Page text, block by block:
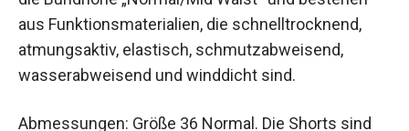
Die VAUDE Scopi II Funktionsshorts Damen haben
die Bundhöhe „Normal/Mid Waist“ und bestehen
aus Funktionsmaterialien, die schnelltrocknend,
atmungsaktiv, elastisch, schmutzabweisend,
wasserabweisend und winddicht sind.